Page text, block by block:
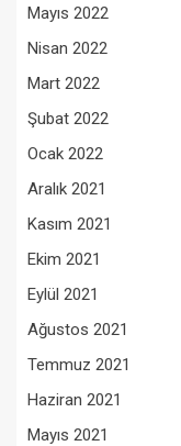
Mayıs 2022
Nisan 2022
Mart 2022
Şubat 2022
Ocak 2022
Aralık 2021
Kasım 2021
Ekim 2021
Eylül 2021
Ağustos 2021
Temmuz 2021
Haziran 2021
Mayıs 2021